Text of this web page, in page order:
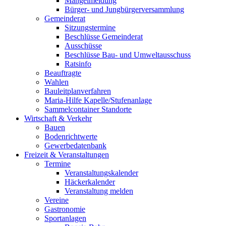
Bürger- und Jungbürgerversammlung
Gemeinderat
Sitzungstermine
Beschlüsse Gemeinderat
Ausschüsse
Beschlüsse Bau- und Umweltausschuss
Ratsinfo
Beauftragte
Wahlen
Bauleitplanverfahren
Maria-Hilfe Kapelle/Stufenanlage
Sammelcontainer Standorte
Wirtschaft & Verkehr
Bauen
Bodenrichtwerte
Gewerbedatenbank
Freizeit & Veranstaltungen
Termine
Veranstaltungskalender
Häckerkalender
Veranstaltung melden
Vereine
Gastronomie
Sportanlagen